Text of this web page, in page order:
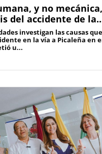
y no
del accidente de
investigan las causas
en la vía a Picaleña en
u...